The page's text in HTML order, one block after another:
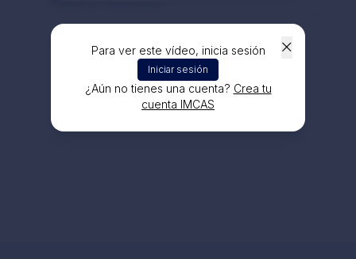
Para ver este vídeo, inicia sesión
Iniciar sesión
¿Aún no tienes una cuenta? Crea tu
cuenta IMCAS